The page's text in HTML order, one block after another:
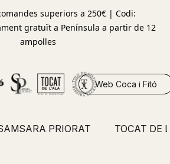
superiors a 250€ | Codi:
gratuït a Península a partir de 12
ampolles
Web Coca i Fitó
PRIORAT TOCAT DE